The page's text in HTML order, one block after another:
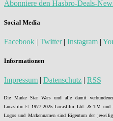
Abonniere den Hasbro-Deals-
Social Media
Facebook | Twitter| Instagram |
Informationen
Impressum | Datenschutz | RSS
Die Marke Star Wars und alle damit
Lucasfilm.© 1977-2025 Lucasfilm Ltd. & TM und
Logos und Markennamen sind Eigentum der